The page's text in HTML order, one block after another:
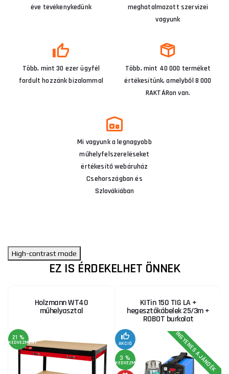
éve tevékenykedünk
meghatalmazott szervizei
vagyunk
Több, mint 30 ezer ügyfél
fordult hozzánk bizalommal
Több, mint 40 000 terméket
értékesítünk, amelyből 8 000
RAKTÁRon van.
Mi vagyunk a legnagyobb
műhelyfelszereléseket
értékesítő webáruház
Csehországban és
Szlovákiában
High-contrast mode
EZ IS ÉRDEKELHET ÖNNEK
Holzmann WT40
műhelyasztal
21 %
KEDVEZMÉNY
KITin 150 TIG LA +
hegesztőkábelek 25/3m +
ROBOT burkolat
AKCIÓ
3 %
KEDVEZMÉNY INGYENES AJÁNDÉK